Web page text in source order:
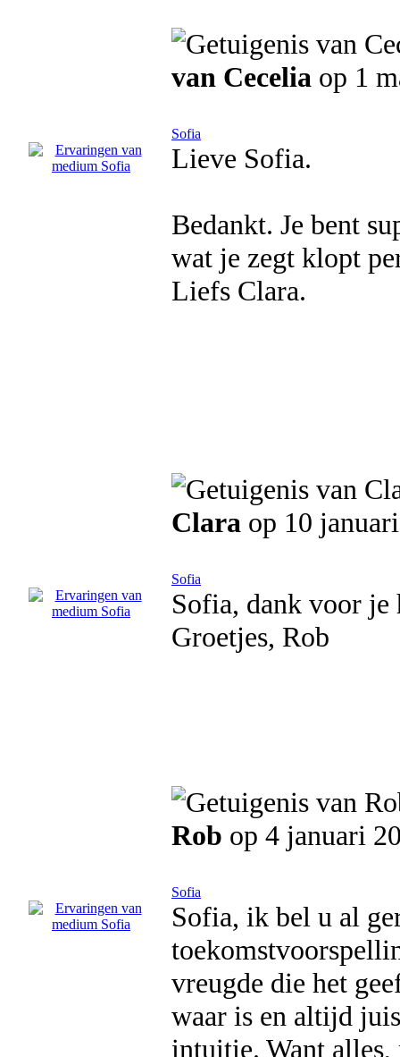
van Cecelia op 1
Sofia
Lieve Sofia.
Bedankt. Je bent
wat je zegt klopt
Liefs Clara.
Clara op 10
Sofia
Sofia, dank voor je
Groetjes, Rob
Rob op 4 januari
Sofia
Sofia, ik bel u al
vreugde die het
waar is en altijd
intuitie. Want